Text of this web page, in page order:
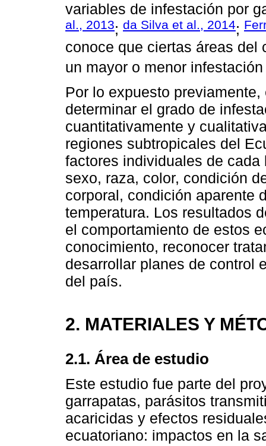
variables de infestación por
al., 2013; da Silva et al., 2014;
conoce que ciertas áreas del
un mayor o menor infestación
Por lo expuesto
determinar el grado de
cuantitativamente y
regiones subtropicales del
factores individuales de
sexo, raza, color, condición
corporal, condición aparente
temperatura. Los resultados
el comportamiento de estos
conocimiento, reconocer
desarrollar planes de control
del país.
2. MATERIALES Y
2.1. Área de estudio
Este estudio fue parte del
garrapatas, parásitos
acaricidas y efectos
ecuatoriano: impactos en la